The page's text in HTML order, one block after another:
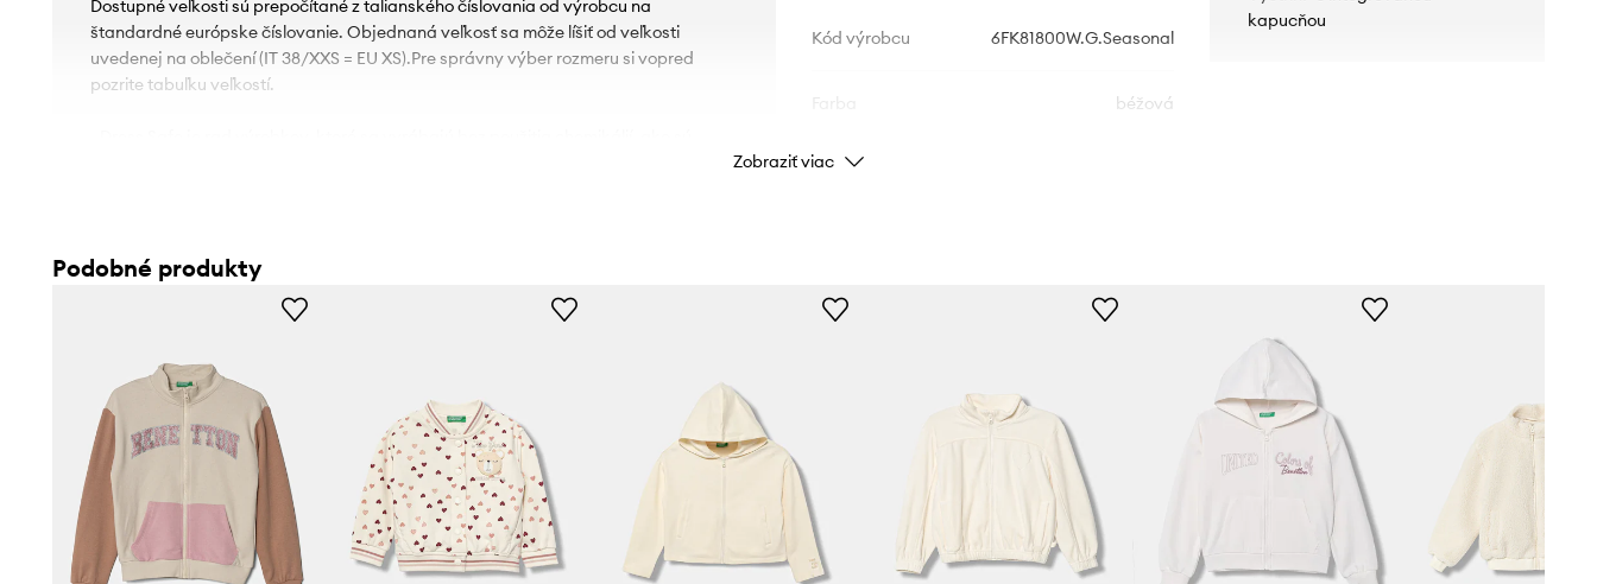
Dostupné veľkosti sú prepočítané z talianského číslovania od výrobcu na
štandardné európske číslovanie. Objednaná veľkosť sa môže líšiť od veľkosti
uvedenej na oblečení (IT 38/XXS = EU XS).Pre správny výber rozmeru si vopred
pozrite tabuľku veľkostí.
- Strih rukávov so zníženou líniou ramien neobmedzuje pohyb.
- Vstavaná kapucňa poskytuje extra teplo a krytie, keď to potrebujete.
- Rukávy a spodný okraj zakončené lemom na ochranu pred nepriaznivými
- Vpredu dve zasúvacie vrecká.
- Dĺžka rukáva (meraná od kapucne): 77,5 cm.
- Dĺžka: 66,5 cm.
- Šírka v podpazuší: 68 cm.
- Veľkosti uvedené pre: 160 cm.
Kód výrobcu 6FK81800W.G.Seasonal
béžová
Značka
ID produktu
kapucňou
Zobraziť viac
Podobné produkty